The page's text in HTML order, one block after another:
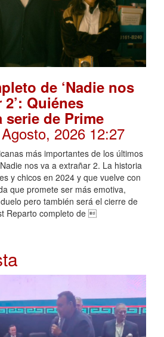
de ‘Nadie nos
Quiénes
serie de Prime
2026 12:27
más importantes de los últimos
nos va a extrañar 2. La historia
y chicos en 2024 y que vuelve con
que promete ser más emotiva,
pero también será el cierre de
Reparto completo de 